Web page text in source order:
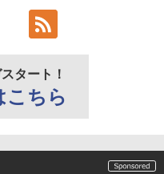
タート！
こちら